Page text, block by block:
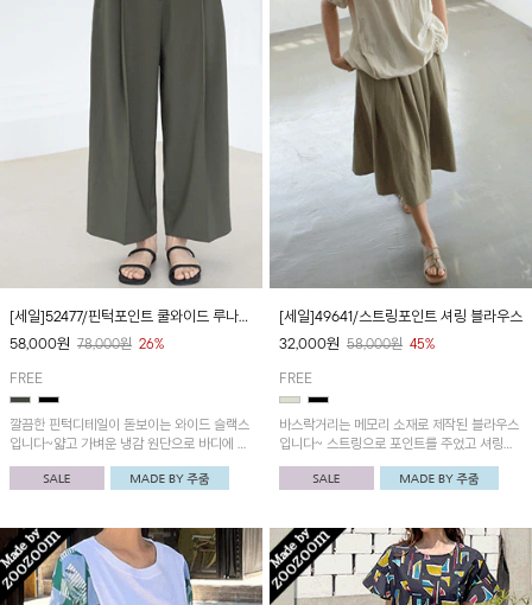
[세일]52477/핀턱포인트 쿨와이드 루나팬
츠
58,000원 78,000원 26%
FREE
깔끔한 핀턱디테일이 돋보이는 와이드 슬랙스
입니다~얇고 가벼운 냉감 원단으로 바디에 흐
르듯 세련된 핏이 연출되는 아이템!
[세일]49641/스트링포인트 셔링 블라우스
32,000원 58,000원 45%
FREE
바스락거리는 메모리 소재로 제작된 블라우스
입니다~ 스트링으로 포인트를 주었고 셔링이
더해져 다양한 스타일링 연출가능!